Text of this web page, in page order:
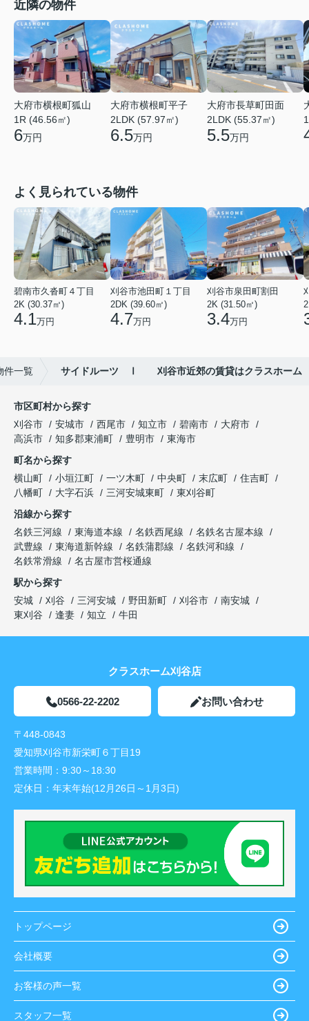
近隣の物件
大府市横根町狐山
1R (46.56㎡)
6万円
大府市横根町平子
2LDK (57.97㎡)
6.5万円
大府市長草町田面
2LDK (55.37㎡)
5.5万円
よく見られている物件
碧南市久沓町４丁目
2K (30.37㎡)
4.1万円
刈谷市池田町１丁目
2DK (39.60㎡)
4.7万円
刈谷市泉田町割田
2K (31.50㎡)
3.4万円
件一覧 サイドルーツ Ⅰ 刈谷市近郊の賃貸はクラスホーム
市区町村から探す
刈谷市
安城市 西尾市 知立市 碧南市
大府市
高浜市
知多郡東浦町 豊明市
東海市
町名から探す
横山町
小垣江町 一ツ木町 中央町 末広町
住吉町
八幡町
大字石浜 三河安城東町
東刈谷町
沿線から探す
名鉄三河線
東海道本線 名鉄西尾線
名鉄名古屋本線
武豊線
東海道新幹線 名鉄蒲郡線
名鉄河和線
名鉄常滑線
名古屋市営桜通線
駅から探す
安城
刈谷 三河安城 野田新町 刈谷市
南安城
東刈谷
逢妻 知立 牛田
クラスホーム刈谷店
0566-22-2202 お問い合わせ
〒448-0843
愛知県刈谷市新栄町６丁目19
営業時間： 9:30～18:30
定休日： 年末年始(12月26日～1月3日)
トップページ
会社概要
お客様の声一覧
スタッフ一覧